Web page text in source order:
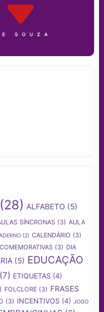
(28) ALFABETO (5)
SÍNCRONAS (3) AULA
(2) CALENDÁRIO (3)
(3) DIA
(5) EDUCAÇÃO
(7) ETIQUETAS (4)
FOLCLORE (3) FRASES
(3) INCENTIVOS (4) JOGO